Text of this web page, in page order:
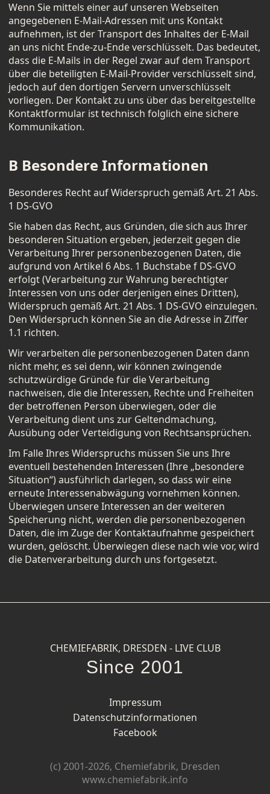
Wenn Sie mittels einer auf unseren Webseiten
angegebenen E-Mail-Adressen mit uns Kontakt
aufnehmen, ist der Transport des Inhaltes der E-Mail
an uns nicht Ende-zu-Ende verschlüsselt. Das bedeutet,
dass die E-Mails in der Regel zwar auf dem Transport
über die beteiligten E-Mail-Provider verschlüsselt sind,
jedoch auf den dortigen Servern unverschlüsselt
vorliegen. Der Kontakt zu uns über das bereitgestellte
Kontaktformular ist technisch folglich eine sichere
Kommunikation.
B Besondere Informationen
Besonderes Recht auf Widerspruch gemäß Art. 21 Abs.
1 DS-GVO
Sie haben das Recht, aus Gründen, die sich aus Ihrer
besonderen Situation ergeben, jederzeit gegen die
Verarbeitung Ihrer personenbezogenen Daten, die
aufgrund von Artikel 6 Abs. 1 Buchstabe f DS-GVO
erfolgt (Verarbeitung zur Wahrung berechtigter
Interessen von uns oder derjenigen eines Dritten),
Widerspruch gemäß Art. 21 Abs. 1 DS-GVO einzulegen.
Den Widerspruch können Sie an die Adresse in Ziffer
1.1 richten.
Wir verarbeiten die personenbezogenen Daten dann
nicht mehr, es sei denn, wir können zwingende
schutzwürdige Gründe für die Verarbeitung
nachweisen, die die Interessen, Rechte und Freiheiten
der betroffenen Person überwiegen, oder die
Verarbeitung dient uns zur Geltendmachung,
Ausübung oder Verteidigung von Rechtsansprüchen.
Im Falle Ihres Widerspruchs müssen Sie uns Ihre
eventuell bestehenden Interessen (Ihre „besondere
Situation“) ausführlich darlegen, so dass wir eine
erneute Interessenabwägung vornehmen können.
Überwiegen unsere Interessen an der weiteren
Speicherung nicht, werden die personenbezogenen
Daten, die im Zuge der Kontaktaufnahme gespeichert
wurden, gelöscht. Überwiegen diese nach wie vor, wird
die Datenverarbeitung durch uns fortgesetzt.
CHEMIEFABRIK, DRESDEN - LIVE CLUB
Since 2001
Impressum
Datenschutzinformationen
Facebook
(c) 2001-2026, Chemiefabrik, Dresden
www.chemiefabrik.info